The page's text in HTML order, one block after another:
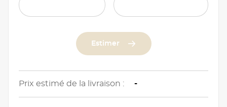
Estimer
Prix estimé de la livraison : -